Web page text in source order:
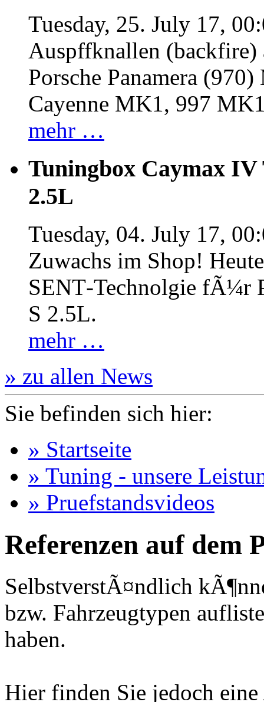
Tuesday, 25. July 17,
Auspffknallen
Porsche Panamera
Cayenne MK1, 997
mehr …
Tuningbox Caymax IV
2.5L
Tuesday, 04. July 17,
Zuwachs im Shop!
SENT‐Technolgie fÃ¼r
S 2.5L.
mehr …
» zu allen News
Sie befinden sich hier:
» Startseite
» Tuning - unsere
» Pruefstandsvideos
Referenzen auf dem
SelbstverstÃ¤ndlich
bzw. Fahrzeugtypen
haben.
Hier finden Sie jedoch